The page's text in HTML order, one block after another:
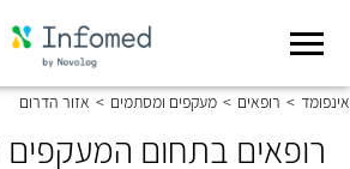
אינפומד > רופאים > מעקפים ומסתמים > אזור הדרום
רופאים בתחום